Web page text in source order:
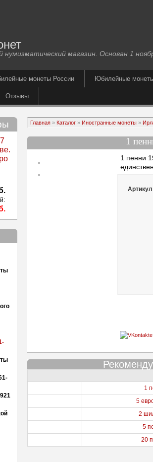
нумизматический магазин. Основан 1
монеты России Юбилейные
Отзывы
Главная» Каталог» Иностранные монеты»
1
1 пенни
1
5
2
5
20